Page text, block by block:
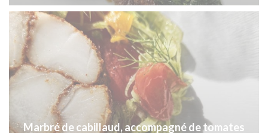
Marbré de cabillaud, accompagné de tomates